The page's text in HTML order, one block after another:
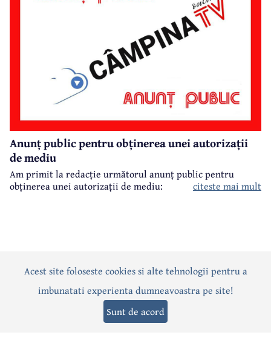
Anunț public pentru obținerea unei autorizații
de mediu
Am primit la redacție următorul anunț public pentru
obținerea unei autorizații de mediu:
citeste mai mult
ActualitatePoliticăSocialEvenimentInterviuri
Editorial Sport Anunțuri
Acest site foloseste cookies si alte tehnologii pentru a
imbunatati experienta dumneavoastra pe site!
Sunt de acord